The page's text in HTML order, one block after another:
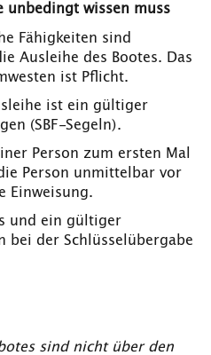
unbedingt wissen muss
Fähigkeiten sind
Ausleihe des Bootes. Das
ist Pflicht.
ist ein gültiger
(SBF-Segeln).
Person zum ersten Mal
Person unmittelbar vor
Einweisung.
und ein gültiger
bei der Schlüsselübergabe
sind nicht über den